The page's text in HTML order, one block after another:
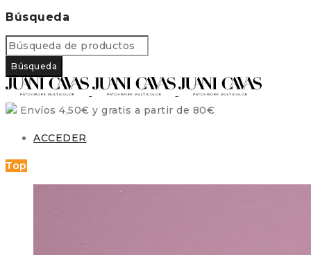
Búsqueda
Envíos 4,50€ y gratis a partir de 80€
ACCEDER
Top